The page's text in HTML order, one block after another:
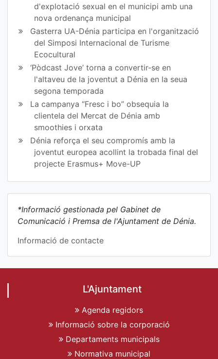
d'explotació sexual en el municipi amb una
nova ordenança municipal
Gasterra UA-Dénia participa en l'organització
del Simposi Internacional de Turisme
Ecocultural
‘Pòdcast Jove’ torna a convertir-se en
l'altaveu de la joventut a Dénia en la seua
segona temporada
La campanya “Fresc i bo” obsequia la
clientela del Mercat de Dénia amb
smoothies i orxata
Dénia reforça el seu compromís amb la
joventut europea acollint la trobada final del
projecte Erasmus+ Move-UP
*Informació gestionada pel Gabinet de
Comunicació i Premsa de l'Ajuntament de Dénia.
Informació de contacte
L'Ajuntament
Agenda regidors
Informació sobre la corporació
Departaments municipals
Normativa municipal